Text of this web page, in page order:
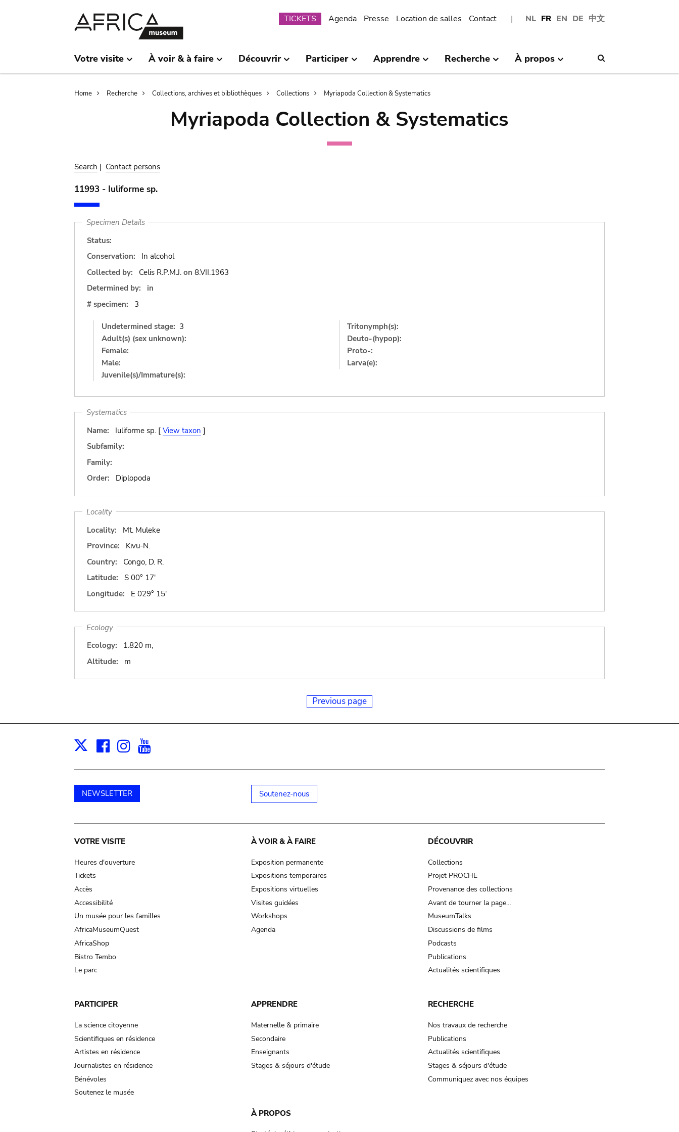
NL FR EN DE 中文
Submenu
TICKETS Agenda Presse Location de salles Contact
Votre visite À voir & à faire Découvrir Participer Apprendre Recherche À propos
Breadcrumb
Home Recherche Collections, archives et bibliothèques Collections Myriapoda Collection & Systematics
Myriapoda Collection & Systematics
Search | Contact persons
11993 - Iuliforme sp.
Specimen Details
Status:
Conservation:
In alcohol
Collected by:
Celis R.P.M.J. on 8.VII.1963
Determined by:
in
# specimen:
3
Undetermined stage: 3
Adult(s) (sex unknown):
Female:
Male:
Juvenile(s)/Immature(s):
Tritonymph(s):
Deuto-(hypop):
Proto-:
Larva(e):
Systematics
Name:
Iuliforme sp. [ View taxon ]
Subfamily:
Family:
Order:
Diplopoda
Locality
Locality:
Mt. Muleke
Province:
Kivu-N.
Country:
Congo, D. R.
Latitude:
S 00° 17'
Longitude:
E 029° 15'
Ecology
Ecology:
1.820 m,
Altitude:
m
Previous page
X Facebook
Instagram
NEWSLETTER Soutenez-nous
Main
navigation
VOTRE VISITE
Heures d'ouverture
Tickets
Accès
Accessibilité
Un musée pour les familles
AfricaMuseumQuest
AfricaShop
Bistro Tembo
Le parc
À VOIR & À FAIRE
Exposition permanente
Expositions temporaires
Expositions virtuelles
Visites guidées
Workshops
Agenda
DÉCOUVRIR
Collections
Projet PROCHE
Provenance des collections
Avant de tourner la page…
MuseumTalks
Discussions de films
Podcasts
Publications
Actualités scientifiques
PARTICIPER
La science citoyenne
Scientifiques en résidence
Artistes en résidence
Journalistes en résidence
Bénévoles
Soutenez le musée
APPRENDRE
Maternelle & primaire
Secondaire
Enseignants
Stages & séjours d'étude
RECHERCHE
Nos travaux de recherche
Publications
Actualités scientifiques
Stages & séjours d'étude
Communiquez avec nos équipes
À PROPOS